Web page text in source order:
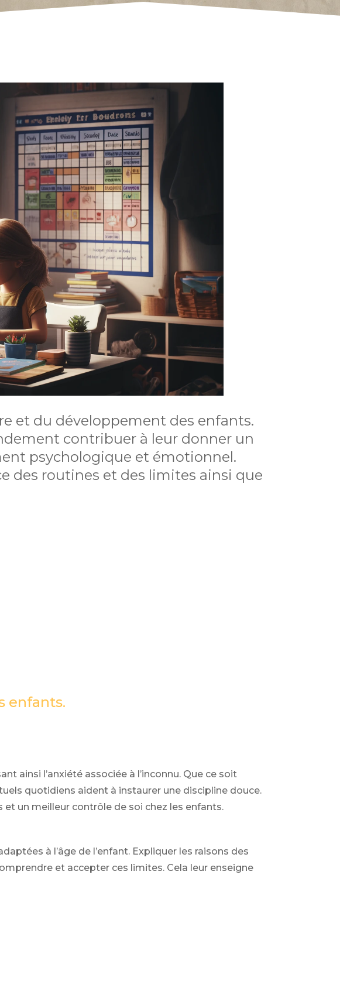
et du développement des enfants.
contribuer à leur donner un
psychologique et émotionnel.
des routines et des limites ainsi que
enfants.
ainsi l’anxiété associée à l’inconnu. Que ce soit
quotidiens aident à instaurer une discipline douce.
un meilleur contrôle de soi chez les enfants.
à l’âge de l’enfant. Expliquer les raisons des
et accepter ces limites. Cela leur enseigne